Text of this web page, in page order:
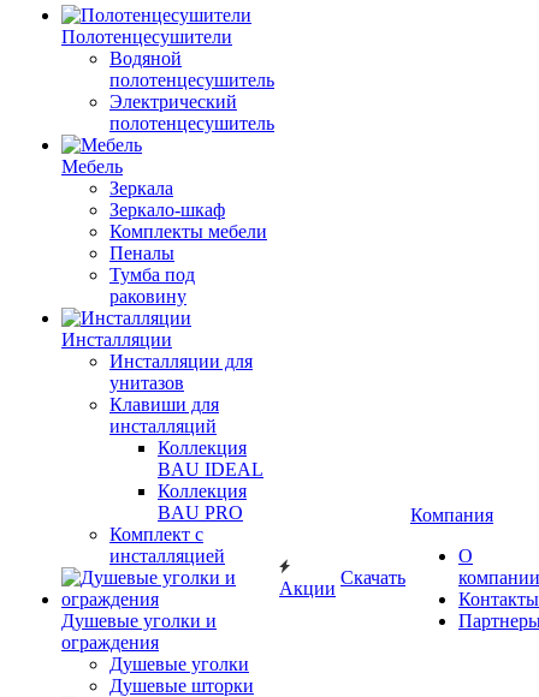
Полотенцесушители
Водяной
полотенцесушитель
Электрический
полотенцесушитель
Мебель
Зеркала
Зеркало-шкаф
Комплекты мебели
Пеналы
Тумба под
раковину
Инсталляции
Инсталляции для
унитазов
Клавиши для
инсталляций
Коллекция
BAU IDEAL
Коллекция
BAU PRO
Комплект с
инсталляцией
Душевые уголки и
ограждения
Душевые уголки
Душевые шторки
Акции
Скачать
Компания
О
компании
Контакты